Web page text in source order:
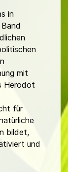
in
mit
Herodot
für
bildet,
und